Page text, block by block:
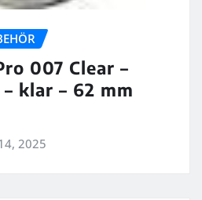
007 Clear –
klar – 62 mm
2025